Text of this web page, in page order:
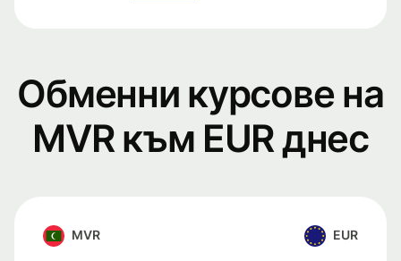
Обменни курсове на
MVR към EUR днес
MVR EUR